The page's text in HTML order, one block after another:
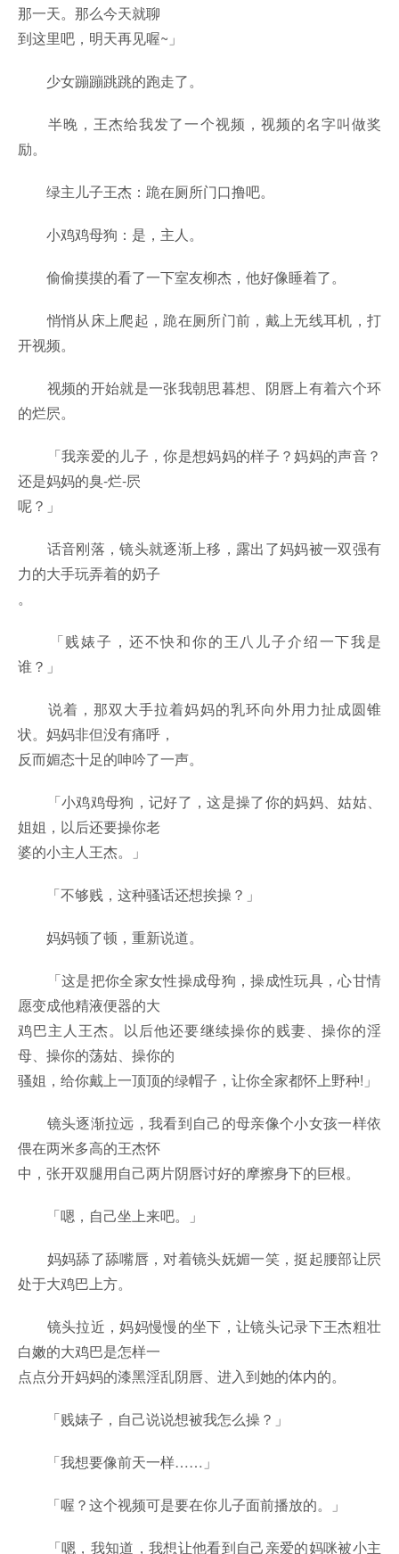
那一天。那么今天就聊
到这里吧，明天再见喔~」
少女蹦蹦跳跳的跑走了。
半晚，王杰给我发了一个视频，视频的名字叫做奖
励。
绿主儿子王杰：跪在厕所门口撸吧。
小鸡鸡母狗：是，主人。
偷偷摸摸的看了一下室友柳杰，他好像睡着了。
悄悄从床上爬起，跪在厕所门前，戴上无线耳机，打
开视频。
视频的开始就是一张我朝思暮想、阴唇上有着六个环
的烂屄。
「我亲爱的儿子，你是想妈妈的样子？妈妈的声音？
还是妈妈的臭-烂-屄
呢？」
话音刚落，镜头就逐渐上移，露出了妈妈被一双强有
力的大手玩弄着的奶子
。
「贱婊子，还不快和你的王八儿子介绍一下我是
谁？」
说着，那双大手拉着妈妈的乳环向外用力扯成圆锥
状。妈妈非但没有痛呼，
反而媚态十足的呻吟了一声。
「小鸡鸡母狗，记好了，这是操了你的妈妈、姑姑、
姐姐，以后还要操你老
婆的小主人王杰。」
「不够贱，这种骚话还想挨操？」
妈妈顿了顿，重新说道。
「这是把你全家女性操成母狗，操成性玩具，心甘情
愿变成他精液便器的大
鸡巴主人王杰。以后他还要继续操你的贱妻、操你的淫
母、操你的荡姑、操你的
骚姐，给你戴上一顶顶的绿帽子，让你全家都怀上野种!」
镜头逐渐拉远，我看到自己的母亲像个小女孩一样依
偎在两米多高的王杰怀
中，张开双腿用自己两片阴唇讨好的摩擦身下的巨根。
「嗯，自己坐上来吧。」
妈妈舔了舔嘴唇，对着镜头妩媚一笑，挺起腰部让屄
处于大鸡巴上方。
镜头拉近，妈妈慢慢的坐下，让镜头记录下王杰粗壮
白嫩的大鸡巴是怎样一
点点分开妈妈的漆黑淫乱阴唇、进入到她的体内的。
「贱婊子，自己说说想被我怎么操？」
「我想要像前天一样……」
「喔？这个视频可是要在你儿子面前播放的。」
「嗯，我知道，我想让他看到自己亲爱的妈咪被小主